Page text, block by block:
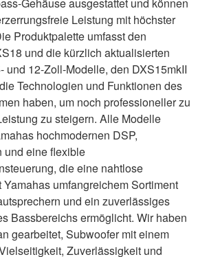
Gehäuse ausgestattet und können
Leistung mit höchster
Produktpalette umfasst den
und die kürzlich aktualisierten
und 12-Zoll-Modelle, den DXS15mkII
Technologien und Funktionen des
haben, um noch professioneller zu
zu steigern. Alle Modelle
hochmodernen DSP,
und eine flexible
die eine nahtlose
umfangreichem Sortiment
und ein zuverlässiges
Bassbereichs ermöglicht. Wir haben
gearbeitet, Subwoofer mit einem
Zuverlässigkeit und